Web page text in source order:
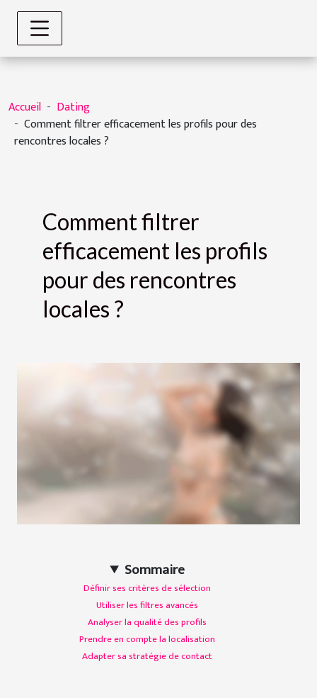
Accueil
Dating
Comment filtrer efficacement les profils pour des
rencontres locales ?
Comment filtrer
efficacement les profils
pour des rencontres
locales ?
Sommaire
Définir ses critères de sélection
Utiliser les filtres avancés
Analyser la qualité des profils
Prendre en compte la localisation
Adapter sa stratégie de contact